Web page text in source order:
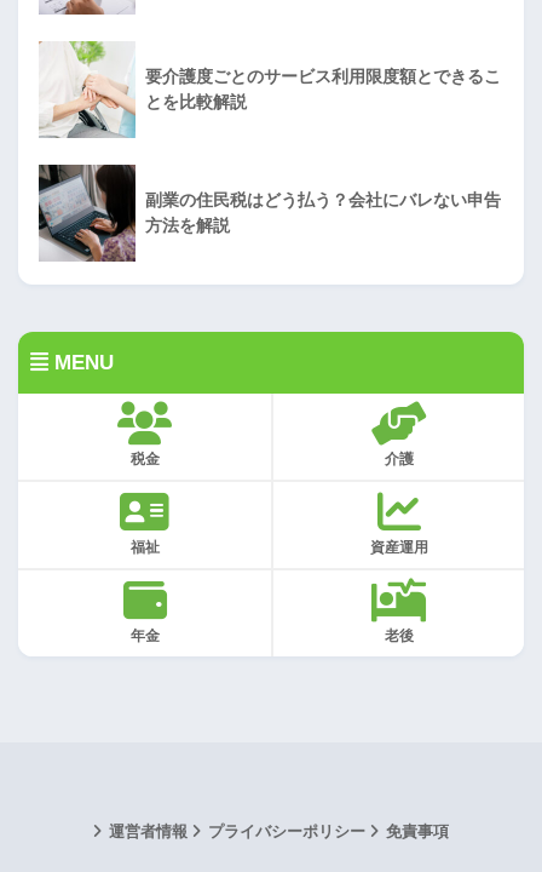
要介護度ごとのサービス利用限度額とできるこ
とを比較解説
副業の住民税はどう払う？会社にバレない申告
方法を解説
MENU
税金 介護
福祉 資産運用
年金 老後
運営者情報 プライバシーポリシー 免責事項